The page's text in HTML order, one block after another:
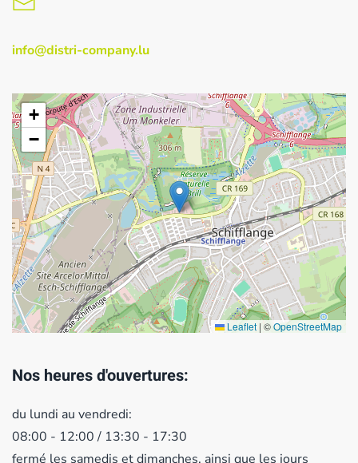
info@distri-company.lu
+
−
Leaflet | ©OpenStreetMap
Nos heures d'ouvertures:
du lundi au vendredi:
08:00 - 12:00 / 13:30 - 17:30
fermé les samedis et dimanches, ainsi que les jours